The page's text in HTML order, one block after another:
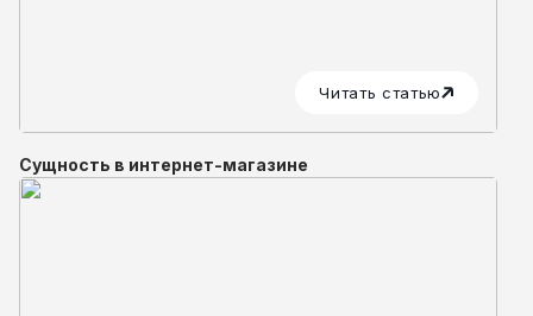
Читать статью
Сущность в интернет-магазине